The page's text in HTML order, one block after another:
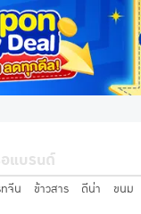
จีน ข้าวสาร ดีน่า ขนม